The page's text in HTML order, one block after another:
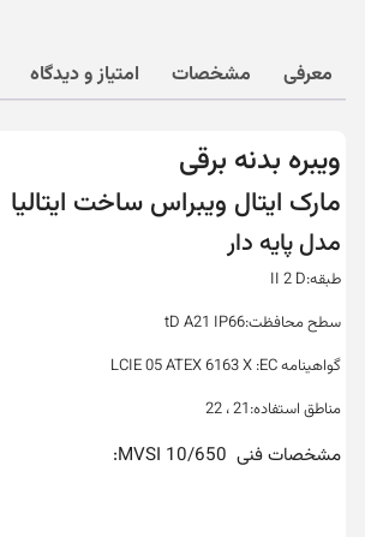
معرفی مشخصات امتیاز و دیدگاه
ویبره بدنه برقی
مارک ایتال ویبراس ساخت ایتالیا
مدل پایه دار
طبقه:II 2 D
سطح محافظت:tD A21 IP66
گواهینامه LCIE 05 ATEX 6163 X :EC
مناطق استفاده:21 ، 22
مشخصات فنی MVSI 10/650: